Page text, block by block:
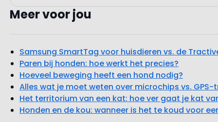
Meer voor jou
Samsung SmartTag voor huisdieren vs. de
Paren bij honden: hoe werkt het precies?
Hoeveel beweging heeft een hond nodig?
Alles wat je moet weten over microchips vs.
Het territorium van een kat: hoe ver gaat je kat
Honden en de kou: wanneer is het te koud voor